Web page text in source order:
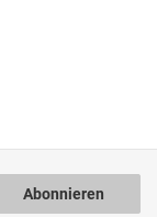
Abonnieren